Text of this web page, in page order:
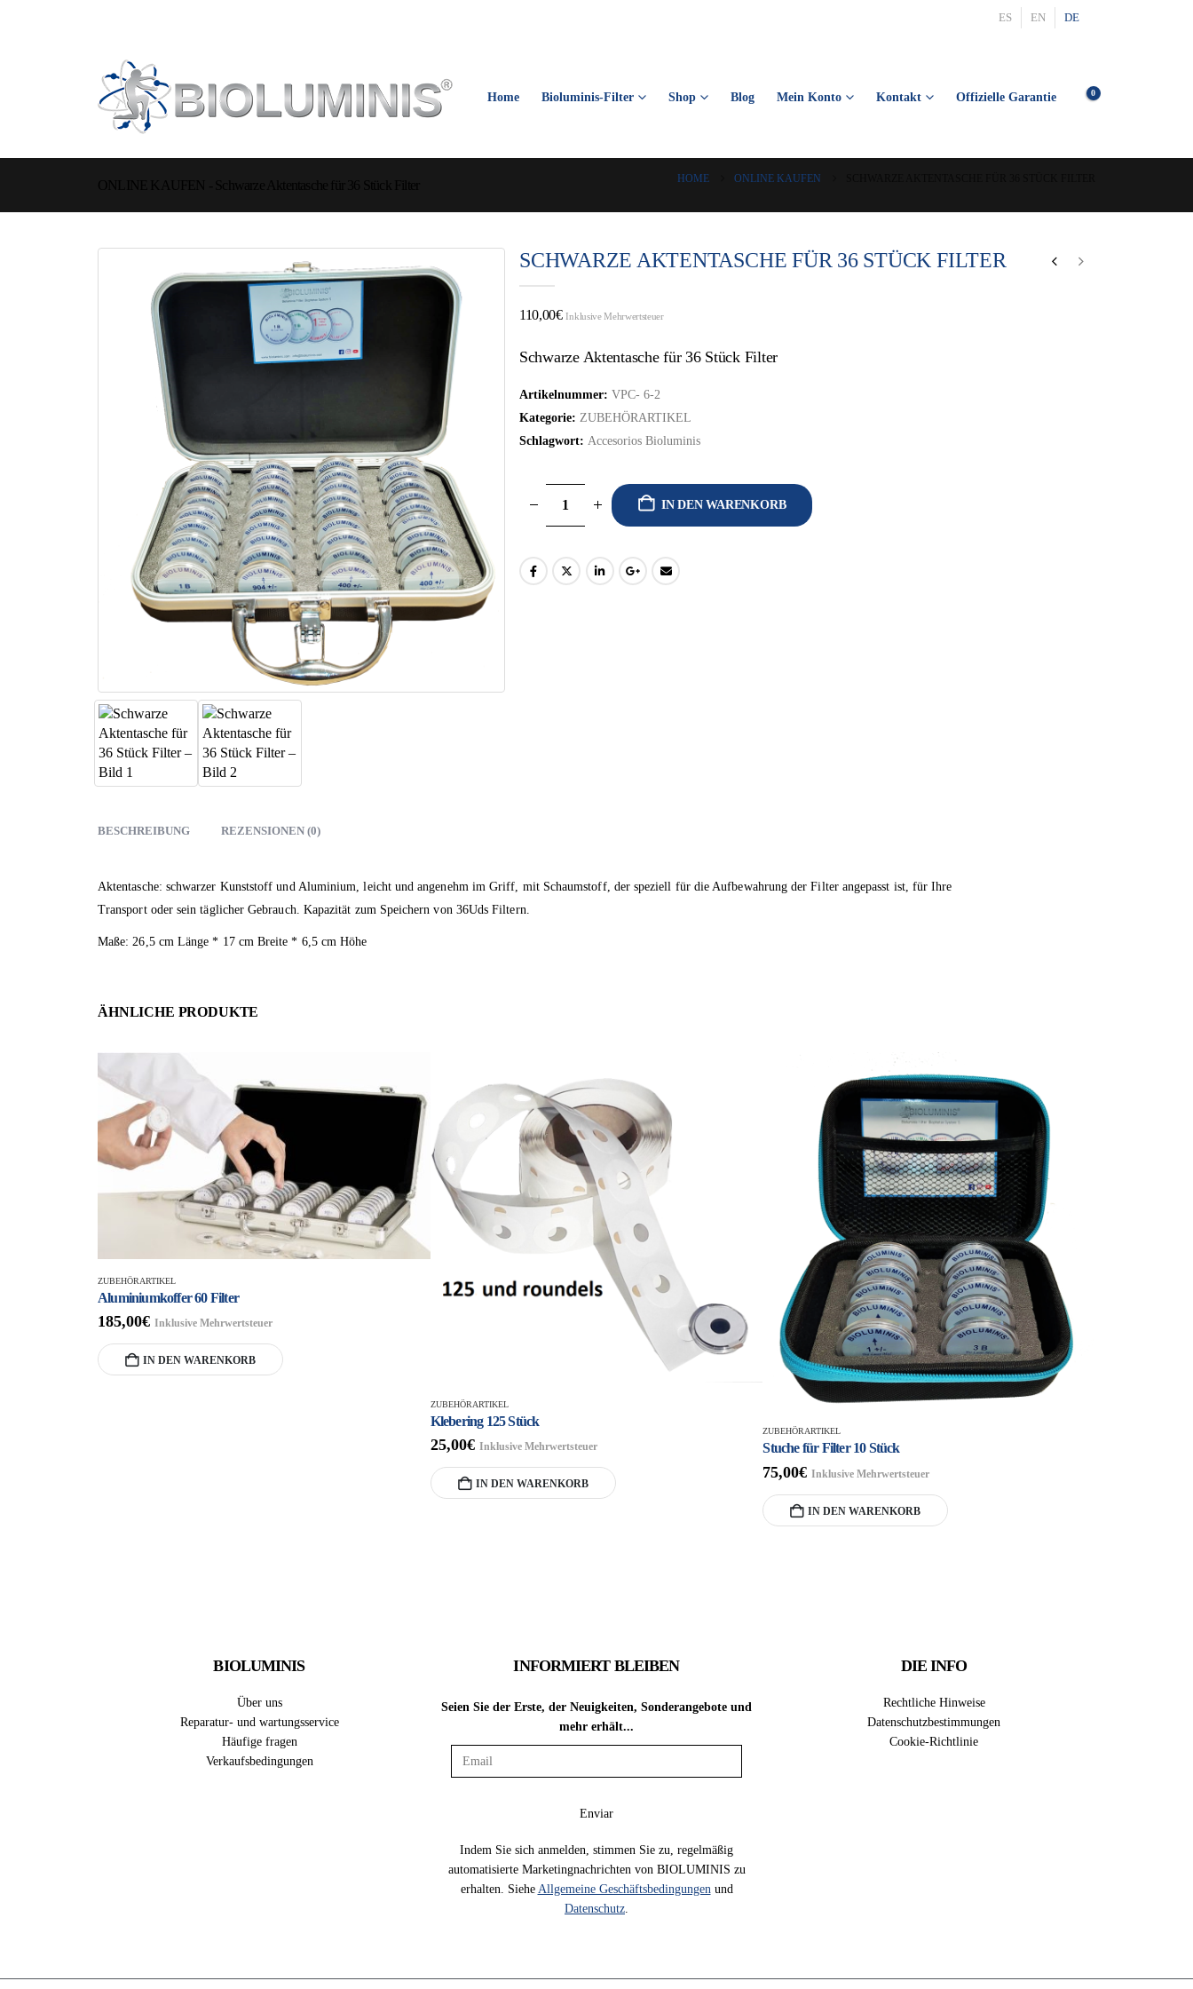
ES EN DE
Home Bioluminis-Filter Shop Blog Mein Konto Kontakt Offizielle Garantie 0
HOME ONLINE KAUFEN
SCHWARZE AKTENTASCHE FÜR 36 STÜCK FILTER
110,00€ Inklusive Mehrwertsteuer
Schwarze Aktentasche für 36 Stück Filter
Artikelnummer: VPC- 6-2
Kategorie: ZUBEHÖRARTIKEL
Schlagwort: Accesorios Bioluminis
IN DEN WARENKORB
BESCHREIBUNG REZENSIONEN (0)
Aktentasche: schwarzer Kunststoff und Aluminium, leicht und angenehm im Griff, mit Schaumstoff, der speziell für die Aufbewahrung der Filter angepasst ist, für Ihre
Transport oder sein täglicher Gebrauch. Kapazität zum Speichern von 36Uds Filtern.
Maße: 26,5 cm Länge * 17 cm Breite * 6,5 cm Höhe
ÄHNLICHE PRODUKTE
ZUBEHÖRARTIKEL
Aluminiumkoffer 60 Filter
185,00€ Inklusive Mehrwertsteuer
IN DEN WARENKORB
ZUBEHÖRARTIKEL
Klebering 125 Stück
25,00€ Inklusive Mehrwertsteuer
IN DEN WARENKORB
ZUBEHÖRARTIKEL
Stuche für Filter 10 Stück
75,00€ Inklusive Mehrwertsteuer
IN DEN WARENKORB
BIOLUMINIS
Über uns
Reparatur- und wartungsservice
Häufige fragen
Verkaufsbedingungen
INFORMIERT BLEIBEN
Seien Sie der Erste, der Neuigkeiten, Sonderangebote und
mehr erhält...
Indem Sie sich anmelden, stimmen Sie zu, regelmäßig
automatisierte Marketingnachrichten von BIOLUMINIS zu
erhalten. Siehe Allgemeine Geschäftsbedingungen und
Datenschutz
DIE INFO
Rechtliche Hinweise
Datenschutzbestimmungen
Cookie-Richtlinie